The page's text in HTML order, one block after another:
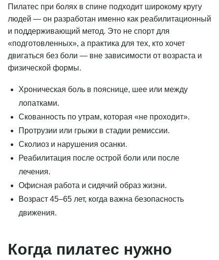
Пилатес при болях в спине подходит широкому кругу
людей — он разработан именно как реабилитационный
и поддерживающий метод. Это не спорт для
«подготовленных», а практика для тех, кто хочет
двигаться без боли — вне зависимости от возраста и
физической формы.
Хроническая боль в пояснице, шее или между
лопатками.
Скованность по утрам, которая «не проходит».
Протрузии или грыжи в стадии ремиссии.
Сколиоз и нарушения осанки.
Реабилитация после острой боли или после
лечения.
Офисная работа и сидячий образ жизни.
Возраст 45–65 лет, когда важна безопасность
движения.
Когда пилатес нужно